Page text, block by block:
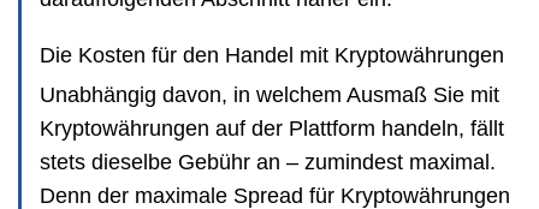
Die Kosten für den Handel mit Kryptowährungen
Unabhängig davon, in welchem Ausmaß Sie mit
Kryptowährungen auf der Plattform handeln, fällt
stets dieselbe Gebühr an – zumindest maximal.
Denn der maximale Spread für Kryptowährungen